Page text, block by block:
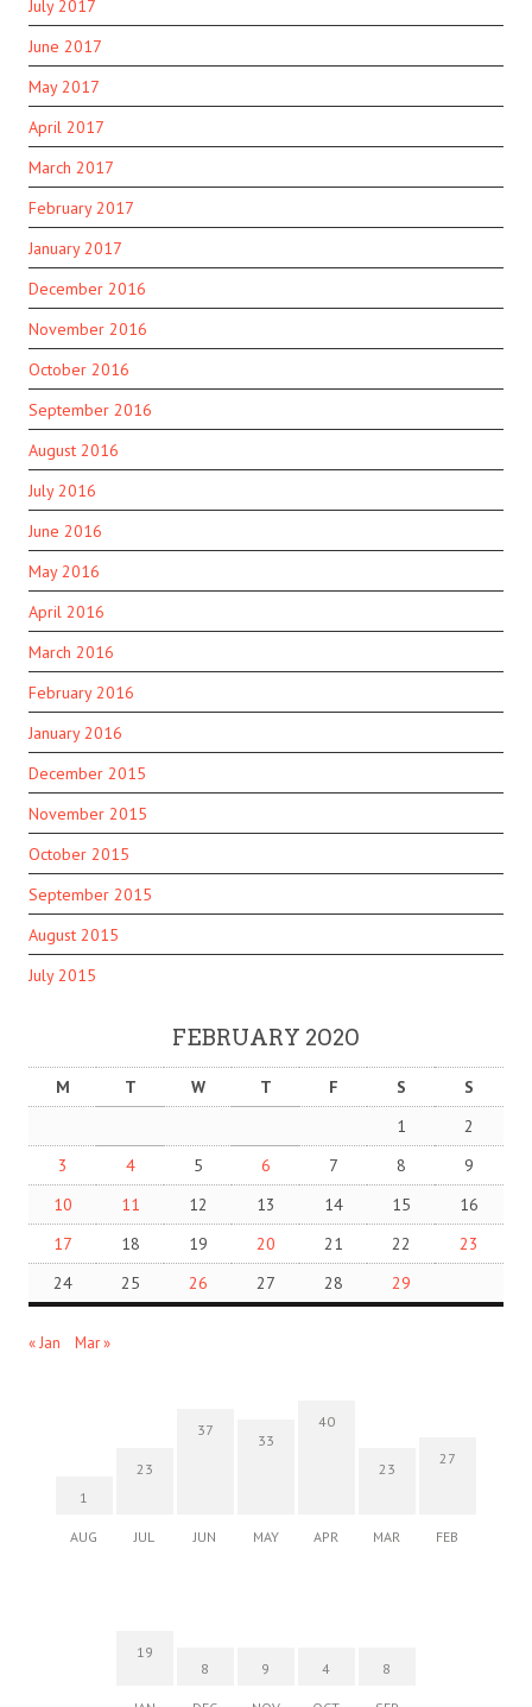
July 2017
June 2017
May 2017
April 2017
March 2017
February 2017
January 2017
December 2016
November 2016
October 2016
September 2016
August 2016
July 2016
June 2016
May 2016
April 2016
March 2016
February 2016
January 2016
December 2015
November 2015
October 2015
September 2015
August 2015
July 2015
FEBRUARY 2020
M T W T F S
S
1
2
3
4 5 6 7 8
9
10
11 12 13 14 15
16
17
18 19 20 21 22
23
24
25 26 27 28 29
« Jan Mar »
1
AUG
23
JUL
37
JUN
33
MAY
40
APR
23
MAR
27
FEB
19
8 9 4 8